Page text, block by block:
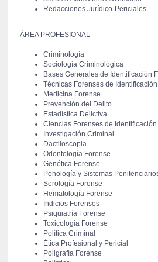
Redacciones Jurídico-Periciales
ÁREA PROFESIONAL
Criminología
Sociología Criminológica
Bases Generales de Identificación
Técnicas Forenses de Identificación
Medicina Forense
Prevención del Delito
Estadística Delictiva
Ciencias Forenses de Identificación
Investigación Criminal
Dactiloscopia
Odontología Forense
Genética Forense
Penología y Sistemas
Serología Forense
Hematología Forense
Indicios Forenses
Psiquiatría Forense
Toxicología Forense
Política Criminal
Ética Profesional y Pericial
Poligrafía Forense